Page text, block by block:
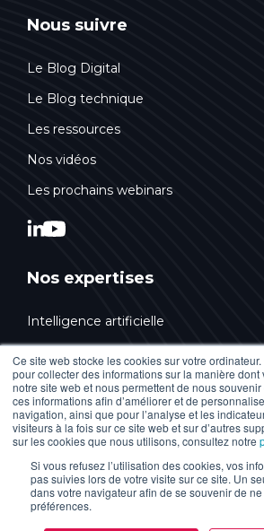
Ce site web stocke les cookies sur votre
pour collecter des informations sur la manière
notre site web et nous permettent de nous
ces informations afin d’améliorer et de
navigation, ainsi que pour l’analyse et les
visiteurs à la fois sur ce site web et sur d’autres
sur les cookies que nous utilisons, consultez notre
Si vous refusez l’utilisation des cookies, vos
pas suivies lors de votre visite sur ce site. Un
dans votre navigateur afin de se souvenir de
préférences.
Nous suivre
Le Blog Digital
Le Blog technique
Les ressources
Nos vidéos
Les prochains webinars
Nos expertises
Intelligence artificielle
Conseil & Stratégie
Design & Innovation
Technologies Web
Marketing digital
HubSpot
Accessibilité numérique